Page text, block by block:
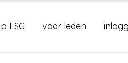
LSG voor leden